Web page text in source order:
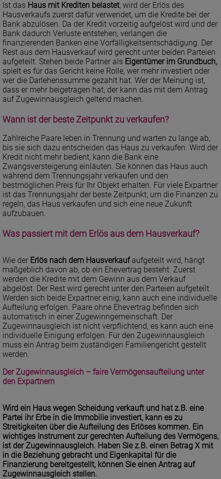
Ist das Haus mit Krediten belastet, wird der Erlös des
Hausverkaufs zuerst dafür verwendet, um die Kredite bei der
Bank abzulösen. Da der Kredit vorzeitig aufgelöst wird und der
Bank dadurch Verluste entstehen, verlangen die
finanzierenden Banken eine Vorfälligkeitsentschädigung. Der
Rest aus dem Hausverkauf wird gerecht unter beiden Parteien
aufgeteilt. Stehen beide Partner als Eigentümer im Grundbuch,
spielt es für das Gericht keine Rolle, wer mehr investiert oder
wer die Darlehenssumme gezahlt hat. Wer der Meinung ist,
dass er mehr beigetragen hat, der kann das mit dem Antrag
auf Zugewinnausgleich geltend machen.
Wann ist der beste Zeitpunkt zu verkaufen?
Zahlreiche Paare leben in Trennung und warten zu lange ab,
bis sie sich dazu entscheiden das Haus zu verkaufen. Wird der
Kredit nicht mehr bedient, kann die Bank eine
Zwangsversteigerung einläuten. Sie können das Haus auch
während dem Trennungsjahr verkaufen und den
bestmöglichen Preis für Ihr Objekt erhalten. Für viele Expartner
ist das Trennungsjahr der beste Zeitpunkt, um die Finanzen zu
regeln, das Haus verkaufen und sich eine neue Zukunft
aufzubauen.
Was passiert mit dem Erlös aus dem Hausverkauf?
Wie der Erlös nach dem Hausverkaufaufgeteilt wird, hängt
maßgeblich davon ab, ob ein Ehevertrag besteht. Zuerst
werden die Kredite mit dem Gewinn aus dem Verkauf
abgelöst. Der Rest wird gerecht unter den Parteien aufgeteilt.
Werden sich beide Expartner einig, kann auch eine individuelle
Aufteilung erfolgen. Paare ohne Ehevertrag befinden sich
automatisch in einer Zugewinngemeinschaft. Der
Zugewinnausgleich ist nicht verpflichtend, es kann auch eine
individuelle Einigung erfolgen. Für den Zugewinnausgleich
muss ein Antrag beim zuständigen Familiengericht gestellt
werden.
Der Zugewinnausgleich – faire Vermögensaufteilung unter
den Expartnern
Wird ein Haus wegen Scheidung verkauft und hat z.B. eine
Partei ihr Erbe in die Immobilie investiert, kann es zu
Streitigkeiten über dieAufteilung des Erlöses kommen. Ein
wichtiges Instrument zur gerechten Aufteilung des Vermögens,
ist der Zugewinnausgleich. Haben Sie z.B. einen Betrag X mit
in die Beziehung gebracht und Eigenkapital für die
Finanzierung bereitgestellt, können Sie einen Antrag auf
Zugewinnausgleich stellen.